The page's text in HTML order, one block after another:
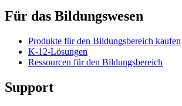
Für das Bildungswesen
Produkte für den Bildungsbereich kaufen
K-12-Lösungen
Ressourcen für den Bildungsbereich
Support